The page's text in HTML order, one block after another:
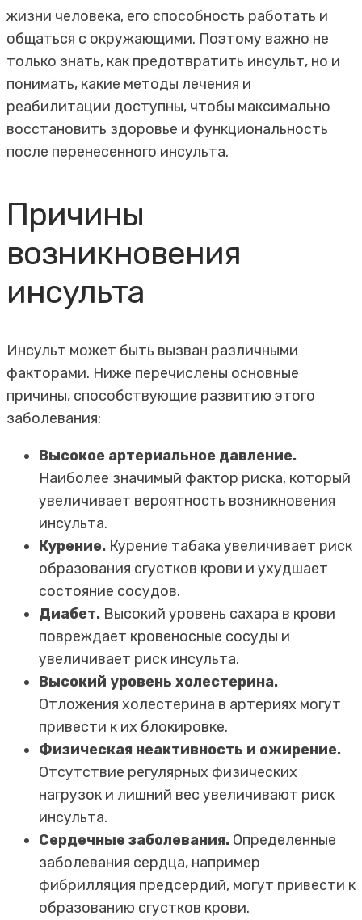
жизни человека, его способность работать и
общаться с окружающими. Поэтому важно не
только знать, как предотвратить инсульт, но и
понимать, какие методы лечения и
реабилитации доступны, чтобы максимально
восстановить здоровье и функциональность
после перенесенного инсульта.
Причины
возникновения
инсульта
Инсульт может быть вызван различными
факторами. Ниже перечислены основные
причины, способствующие развитию этого
заболевания:
Высокое артериальное давление.
Наиболее значимый фактор риска, который
увеличивает вероятность возникновения
инсульта.
Курение. Курение табака увеличивает риск
образования сгустков крови и ухудшает
состояние сосудов.
Диабет. Высокий уровень сахара в крови
повреждает кровеносные сосуды и
увеличивает риск инсульта.
Высокий уровень холестерина.
Отложения холестерина в артериях могут
привести к их блокировке.
Физическая неактивность и ожирение.
Отсутствие регулярных физических
нагрузок и лишний вес увеличивают риск
инсульта.
Сердечные заболевания. Определенные
заболевания сердца, например
фибрилляция предсердий, могут привести к
образованию сгустков крови.